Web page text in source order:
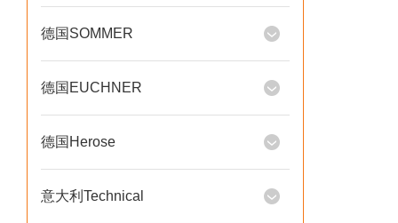
德国SOMMER
德国EUCHNER
德国Herose
意大利Technical